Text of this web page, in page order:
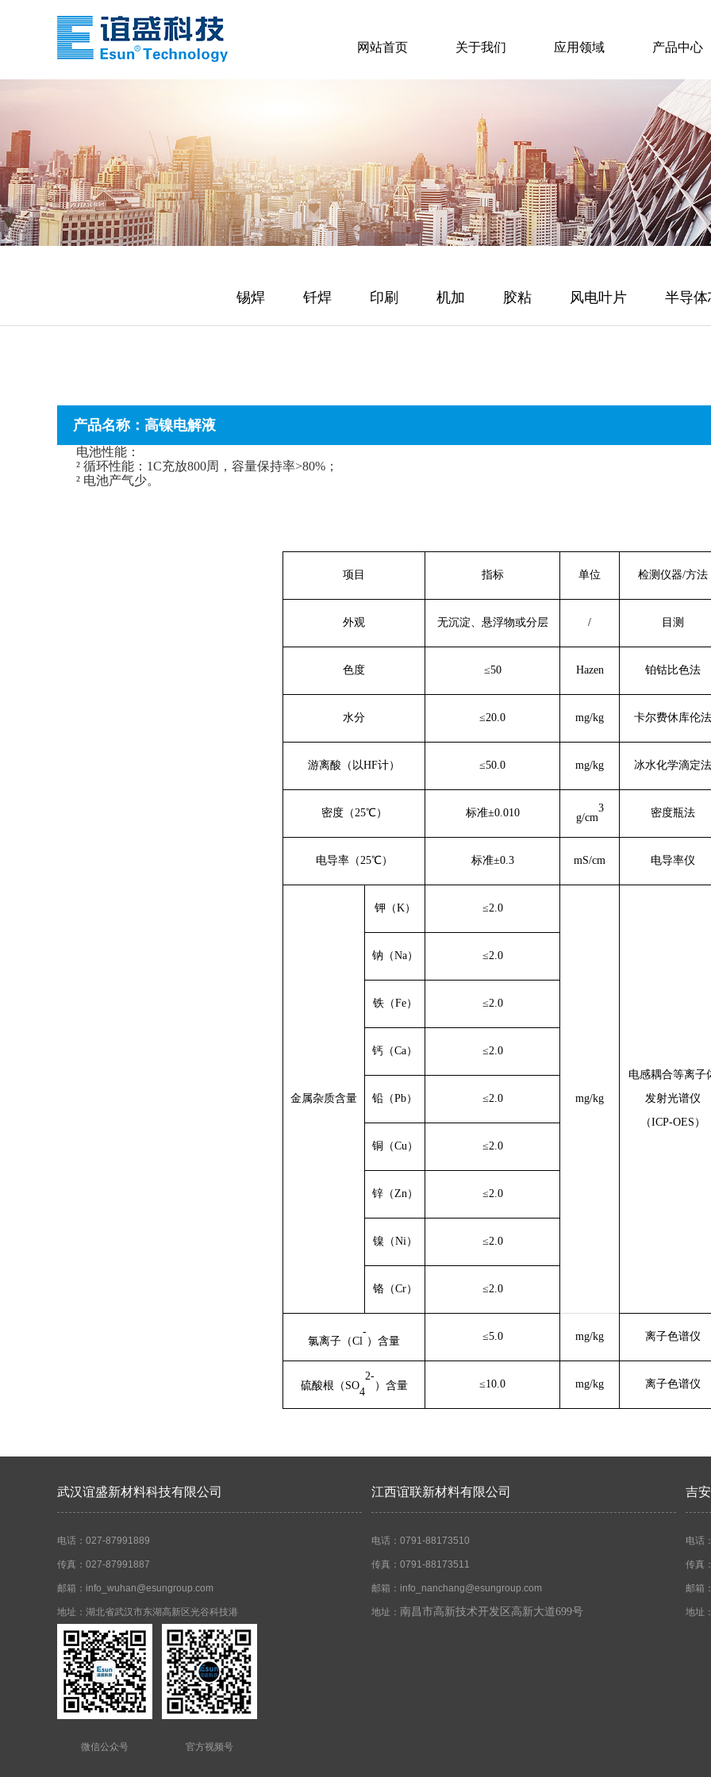
网站首页 关于我们 应用领域 产品中心
锡焊 钎焊 印刷 机加 胶粘 风电叶片 半导体
产品名称：高镍电解液
电池性能：
² 循环性能： 1C充放800周，容量保持率>80% ；
² 电池产气少。
项目 指标 单位 检测仪器/方法
外观 无沉淀、悬浮物或分层 / 目测
色度 ≤50 Hazen 铂钴比色法
水分 ≤20.0 mg/kg 卡尔费休库伦法
游离酸（以HF计） ≤50.0 mg/kg 冰水化学滴定法
密度（25℃） 标准±0.010 g/cm
3 密度瓶法
电导率（25℃） 标准±0.3 mS/cm 电导率仪
金属杂质含量
钾（K） ≤2.0
mg/kg
电感耦合等离子
发射光谱仪
（ICP-OES ）
钠（Na） ≤2.0
铁（Fe） ≤2.0
钙（Ca） ≤2.0
铅（Pb） ≤2.0
铜（Cu） ≤2.0
锌（Zn） ≤2.0
镍（Ni） ≤2.0
铬（Cr） ≤2.0
氯离子（Cl
-
）含量 ≤5.0 mg/kg 离子色谱仪
硫酸根（ SO
4
2-
）含量 ≤10.0 mg/kg 离子色谱仪
武汉谊盛新材料科技有限公司
电话：027-87991889
传真：027-87991887
邮箱：info_wuhan@esungroup.com
地址：湖北省武汉市东湖高新区光谷科技港
江西谊联新材料有限公司
电话：0791-88173510
传真：0791-88173511
邮箱：info_nanchang@esungroup.com
地址： 南昌市高新技术开发区高新大道699号
吉
电话
传真
邮箱
地址
微信公众号 官方视频号